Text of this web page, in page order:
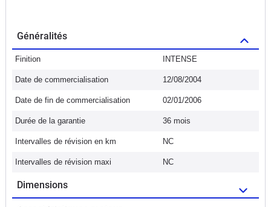
Généralités
Finition INTENSE
Date de commercialisation 12/08/2004
Date de fin de commercialisation 02/01/2006
Durée de la garantie 36 mois
Intervalles de révision en km NC
Intervalles de révision maxi NC
Dimensions